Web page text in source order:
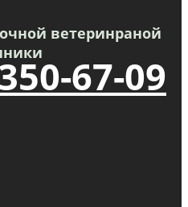
ветеринраной
67-09